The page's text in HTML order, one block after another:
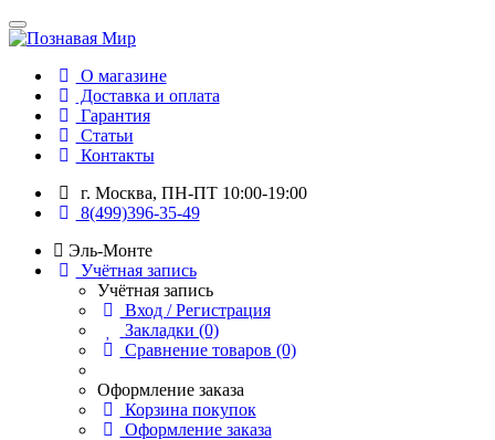
О магазине
Доставка и оплата
Гарантия
Статьи
Контакты
г. Москва, ПН-ПТ 10:00-19:00
8(499)396-35-49
Эль-Монте
Учётная запись
Учётная запись
Вход / Регистрация
Закладки (0)
Сравнение товаров (0)
Оформление заказа
Корзина покупок
Оформление заказа